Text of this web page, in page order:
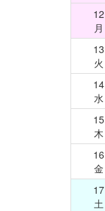
12
月
13
火
14
水
15
木
16
金
17
土